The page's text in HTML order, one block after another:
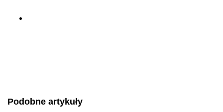
Podobne artykuły